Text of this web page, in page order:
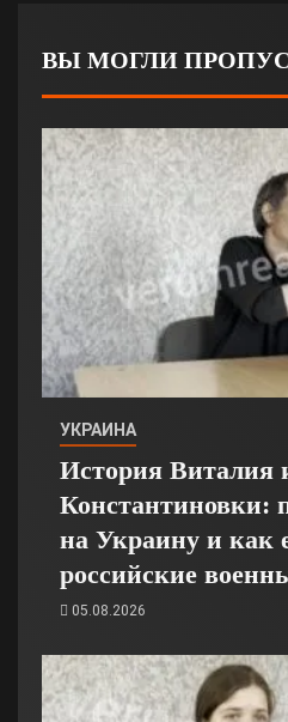
ВЫ МОГЛИ
УКРАИНА
История Виталия
Константиновки:
на Украину и как
российские
05.08.2026